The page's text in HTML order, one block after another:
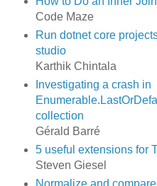
Code Maze
Run dotnet core
studio
Karthik Chintala
Investigating a crash in
collection
Gérald Barré
5 useful extensions for
Steven Giesel
Normalize and